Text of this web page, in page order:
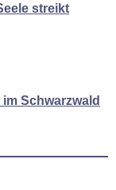
streikt
Schwarzwald